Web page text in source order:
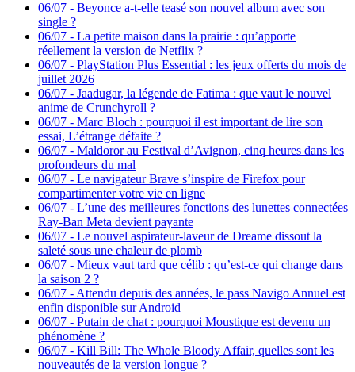
06/07 - Beyonce a-t-elle teasé son nouvel album avec son
single ?
06/07 - La petite maison dans la prairie : qu’apporte
réellement la version de Netflix ?
06/07 - PlayStation Plus Essential : les jeux offerts du mois de
juillet 2026
06/07 - Jaadugar, la légende de Fatima : que vaut le nouvel
anime de Crunchyroll ?
06/07 - Marc Bloch : pourquoi il est important de lire son
essai, L’étrange défaite ?
06/07 - Maldoror au Festival d’Avignon, cinq heures dans les
profondeurs du mal
06/07 - Le navigateur Brave s’inspire de Firefox pour
compartimenter votre vie en ligne
06/07 - L’une des meilleures fonctions des lunettes connectées
Ray-Ban Meta devient payante
06/07 - Le nouvel aspirateur-laveur de Dreame dissout la
saleté sous une chaleur de plomb
06/07 - Mieux vaut tard que célib : qu’est-ce qui change dans
la saison 2 ?
06/07 - Attendu depuis des années, le pass Navigo Annuel est
enfin disponible sur Android
06/07 - Putain de chat : pourquoi Moustique est devenu un
phénomène ?
06/07 - Kill Bill: The Whole Bloody Affair, quelles sont les
nouveautés de la version longue ?